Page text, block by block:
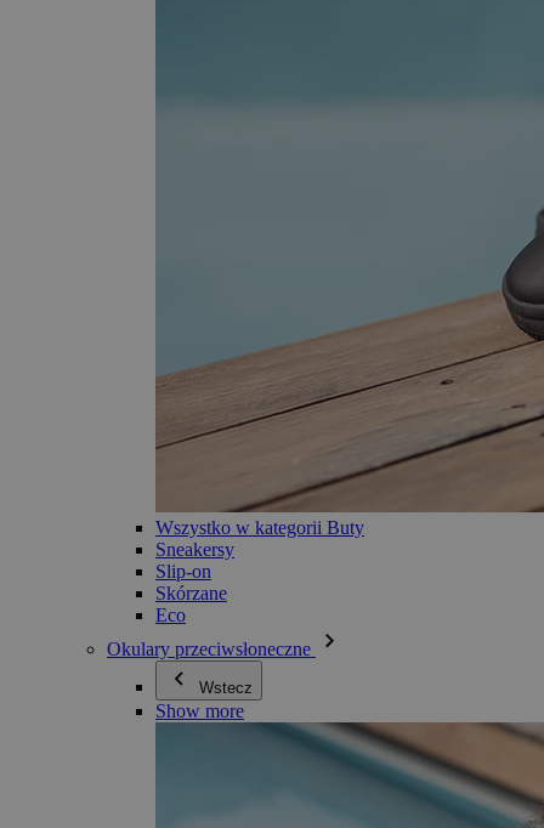
Wszystko w kategorii Buty
Sneakersy
Slip-on
Skórzane
Eco
Okulary przeciwsłoneczne
Wstecz
Show more